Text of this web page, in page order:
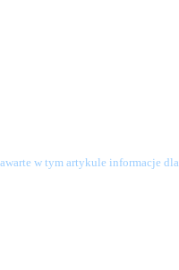
w tym artykule informacje